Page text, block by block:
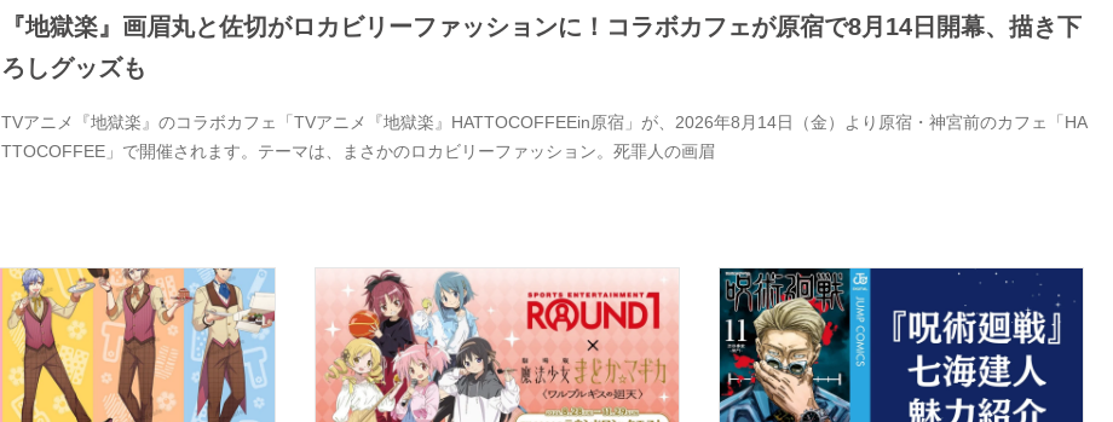
『地獄楽』画眉丸と佐切がロカビリーファッションに！コラボカフェが原宿で8月14日開幕、描き下
ろしグッズも
TVアニメ『地獄楽』のコラボカフェ「TVアニメ『地獄楽』HATTOCOFFEEin原宿」が、2026年8月14日（金）より原宿・神宮前のカフェ「HA
TTOCOFFEE」で開催されます。テーマは、まさかのロカビリーファッション。死罪人の画眉